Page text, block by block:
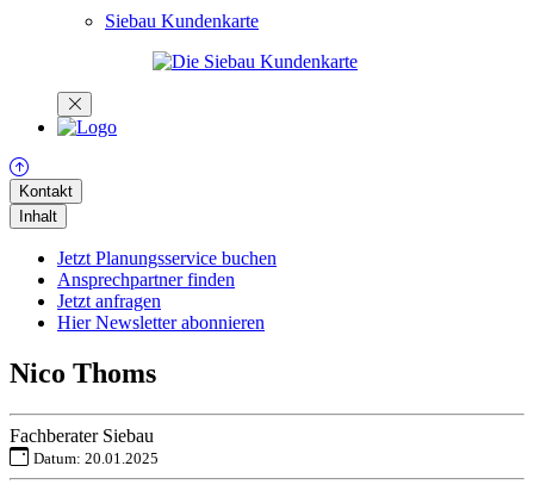
Siebau Kundenkarte
Kontakt
Inhalt
Jetzt Planungsservice buchen
Ansprechpartner finden
Jetzt anfragen
Hier Newsletter abonnieren
Nico Thoms
Fachberater Siebau
Datum: 20.01.2025